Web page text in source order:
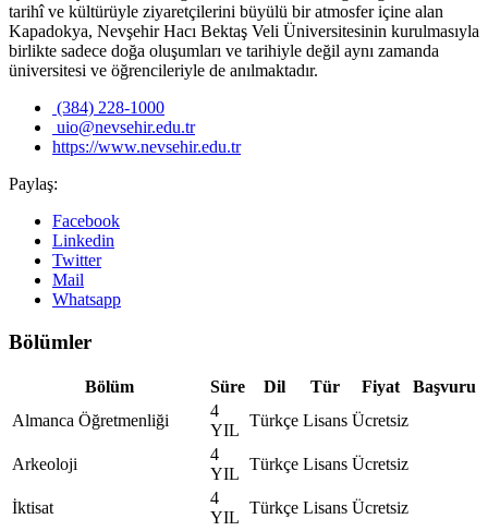
tarihî ve kültürüyle ziyaretçilerini büyülü bir atmosfer içine alan
Kapadokya, Nevşehir Hacı Bektaş Veli Üniversitesinin kurulmasıyla
birlikte sadece doğa oluşumları ve tarihiyle değil aynı zamanda
üniversitesi ve öğrencileriyle de anılmaktadır.
(384) 228-1000
uio@nevsehir.edu.tr
https://www.nevsehir.edu.tr
Paylaş:
Facebook
Linkedin
Twitter
Mail
Whatsapp
Bölümler
Bölüm Süre Dil Tür Fiyat
Başvuru
Almanca Öğretmenliği
4
YIL
Türkçe Lisans Ücretsiz
Arkeoloji
4
YIL
Türkçe Lisans Ücretsiz
İktisat
4
YIL
Türkçe Lisans Ücretsiz